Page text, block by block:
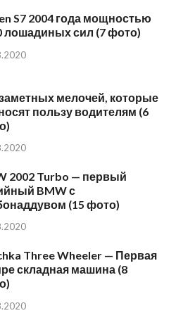
S7 2004 года мощностью
лошадиных сил (7 фото)
мелочей, которые
пользу водителям (6
2002 Turbo — первый
BMW с
(15 фото)
Three Wheeler — Первая
складная машина (8